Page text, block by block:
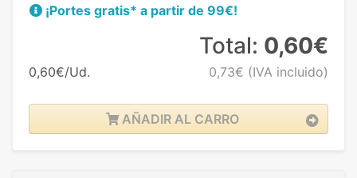
¡Portes gratis* a partir de 99€!
0,60€/Ud.
Total: 0,60€
0,73€ (IVA incluido)
AÑADIR AL CARRO